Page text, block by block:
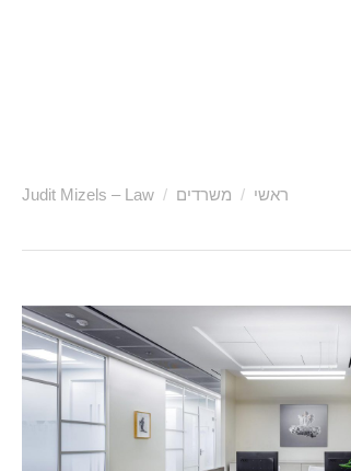
ראשי משרדים Judit Mizels – Law